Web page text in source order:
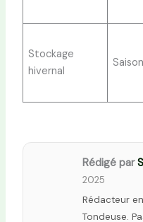
Stockage
hivernal
Rédigé par
2025
Rédacteur
Tondeuse.